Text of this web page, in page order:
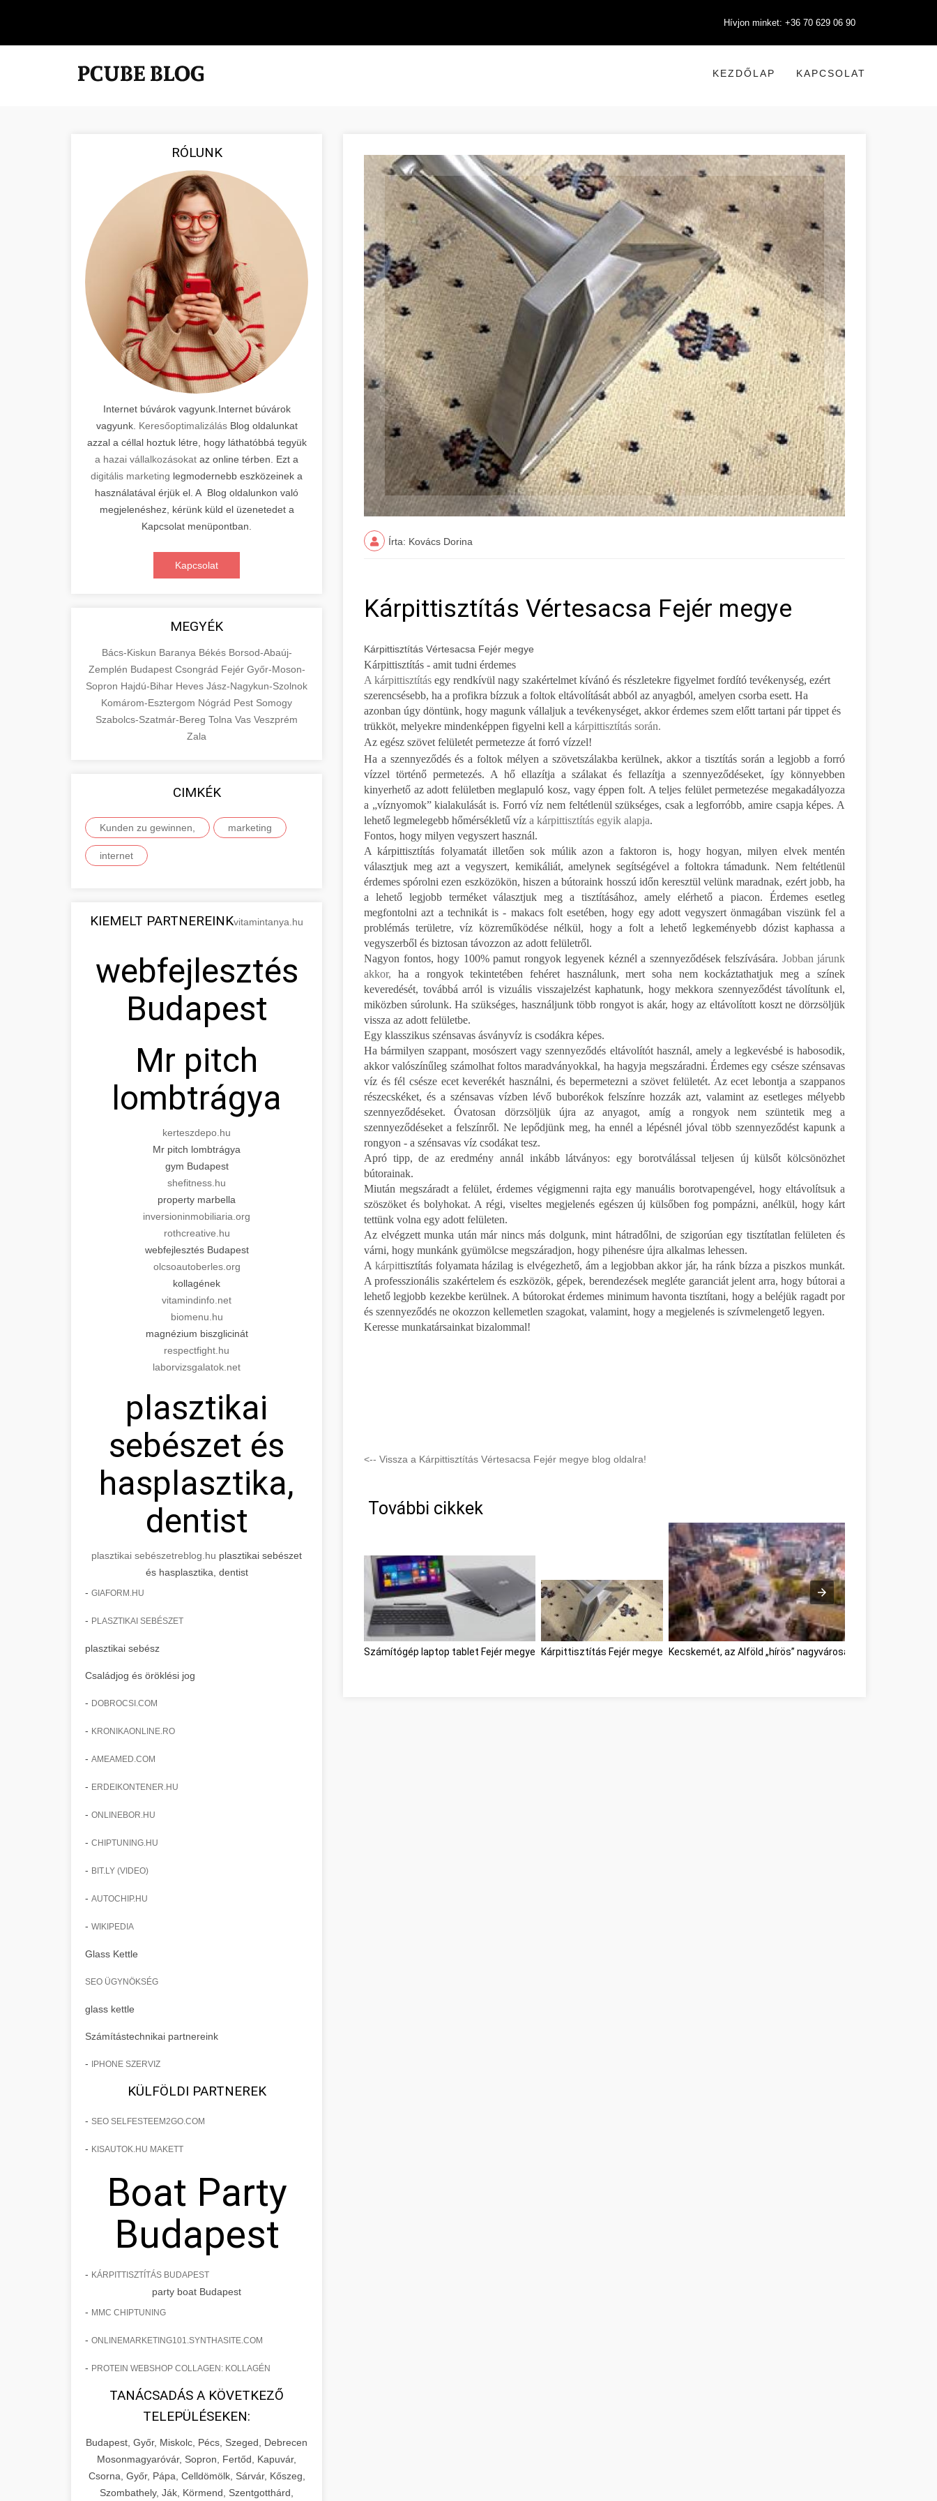
Hívjon minket: +36 70 629 06 90
KEZDŐLAP KAPCSOLAT
RÓLUNK
Internet búvárok vagyunk.Internet búvárok
vagyunk. KeresőoptimalizálásBlog oldalunkat
azzal a céllal hoztuk létre, hogy láthatóbbá tegyük
a hazai vállalkozásokat az online térben. Ezt a
digitális marketing legmodernebb eszközeinek a
használatával érjük el. A Blog oldalunkon való
megjelenéshez, kérünk küld el üzenetedet a
Kapcsolat menüpontban.
Kapcsolat
MEGYÉK
Bács-Kiskun Baranya Békés Borsod-Abaúj-
Zemplén Budapest Csongrád Fejér Győr-Moson-
Sopron Hajdú-Bihar Heves Jász-Nagykun-Szolnok
Komárom-Esztergom Nógrád Pest Somogy
Szabolcs-Szatmár-Bereg Tolna Vas Veszprém
Zala
CIMKÉK
Kunden zu gewinnen, marketing
internet
KIEMELT PARTNEREINKvitamintanya.hu
webfejlesztés
Budapest
Mr pitch
lombtrágya
kerteszdepo.hu
Mr pitch lombtrágya
gym Budapest
shefitness.hu
property marbella
inversioninmobiliaria.org
rothcreative.hu
webfejlesztés Budapest
olcsoautoberles.org
kollagének
vitamindinfo.net
biomenu.hu
magnézium biszglicinát
respectfight.hu
laborvizsgalatok.net
plasztikai
sebészet és
hasplasztika,
dentist
plasztikai sebészetreblog.hu plasztikai sebészet
és hasplasztika, dentist
- GIAFORM.HU
- PLASZTIKAI SEBÉSZET
plasztikai sebész
Családjog és öröklési jog
- DOBROCSI.COM
- KRONIKAONLINE.RO
- AMEAMED.COM
- ERDEIKONTENER.HU
- ONLINEBOR.HU
- CHIPTUNING.HU
- BIT.LY (VIDEO)
- AUTOCHIP.HU
- WIKIPEDIA
Glass Kettle
SEO ÜGYNÖKSÉG
glass kettle
Számítástechnikai partnereink
- IPHONE SZERVIZ
KÜLFÖLDI PARTNEREK
- SEO SELFESTEEM2GO.COM
- KISAUTOK.HU MAKETT
Boat Party
Budapest
- KÁRPITTISZTÍTÁS BUDAPEST
party boat Budapest
- MMC CHIPTUNING
- ONLINEMARKETING101.SYNTHASITE.COM
- PROTEIN WEBSHOP COLLAGEN: KOLLAGÉN
TANÁCSADÁS A KÖVETKEZŐ
TELEPÜLÉSEKEN:
Budapest, Győr, Miskolc, Pécs, Szeged, Debrecen
Mosonmagyaróvár, Sopron, Fertőd, Kapuvár,
Csorna, Győr, Pápa, Celldömölk, Sárvár, Kőszeg,
Szombathely, Ják, Körmend, Szentgotthárd,
Írta: Kovács Dorina
Kárpittisztítás Vértesacsa Fejér megye
Kárpittisztítás Vértesacsa Fejér megye
Kárpittisztítás - amit tudni érdemes
A kárpittisztítás egy rendkívül nagy szakértelmet kívánó és részletekre figyelmet fordító tevékenység, ezért
szerencsésebb, ha a profikra bízzuk a foltok eltávolítását abból az anyagból, amelyen csorba esett. Ha
azonban úgy döntünk, hogy magunk vállaljuk a tevékenységet, akkor érdemes szem előtt tartani pár tippet és
trükköt, melyekre mindenképpen figyelni kell a kárpittisztítás során.
Az egész szövet felületét permetezze át forró vízzel!
Ha a szennyeződés és a foltok mélyen a szövetszálakba kerülnek, akkor a tisztítás során a legjobb a forró
vízzel történő permetezés. A hő ellazítja a szálakat és fellazítja a szennyeződéseket, így könnyebben
kinyerhető az adott felületben meglapuló kosz, vagy éppen folt. A teljes felület permetezése megakadályozza
a „víznyomok” kialakulását is. Forró víz nem feltétlenül szükséges, csak a legforróbb, amire csapja képes. A
lehető legmelegebb hőmérsékletű víz a kárpittisztítás egyik alapja.
Fontos, hogy milyen vegyszert használ.
A kárpittisztítás folyamatát illetően sok múlik azon a faktoron is, hogy hogyan, milyen elvek mentén
választjuk meg azt a vegyszert, kemikáliát, amelynek segítségével a foltokra támadunk. Nem feltétlenül
érdemes spórolni ezen eszközökön, hiszen a bútoraink hosszú időn keresztül velünk maradnak, ezért jobb, ha
a lehető legjobb terméket választjuk meg a tisztításához, amely elérhető a piacon. Érdemes esetleg
megfontolni azt a technikát is - makacs folt esetében, hogy egy adott vegyszert önmagában viszünk fel a
problémás területre, víz közreműködése nélkül, hogy a folt a lehető legkeményebb dózist kaphassa a
vegyszerből és biztosan távozzon az adott felületről.
Nagyon fontos, hogy 100% pamut rongyok legyenek kéznél a szennyeződések felszívására. Jobban járunk
akkor, ha a rongyok tekintetében fehéret használunk, mert soha nem kockáztathatjuk meg a színek
keveredését, továbbá arról is vizuális visszajelzést kaphatunk, hogy mekkora szennyeződést távolítunk el,
miközben súrolunk. Ha szükséges, használjunk több rongyot is akár, hogy az eltávolított koszt ne dörzsöljük
vissza az adott felületbe.
Egy klasszikus szénsavas ásványvíz is csodákra képes.
Ha bármilyen szappant, mosószert vagy szennyeződés eltávolítót használ, amely a legkevésbé is habosodik,
akkor valószínűleg számolhat foltos maradványokkal, ha hagyja megszáradni. Érdemes egy csésze szénsavas
víz és fél csésze ecet keverékét használni, és bepermetezni a szövet felületét. Az ecet lebontja a szappanos
részecskéket, és a szénsavas vízben lévő buborékok felszínre hozzák azt, valamint az esetleges mélyebb
szennyeződéseket. Óvatosan dörzsöljük újra az anyagot, amíg a rongyok nem szüntetik meg a
szennyeződéseket a felszínről. Ne lepődjünk meg, ha ennél a lépésnél jóval több szennyeződést kapunk a
rongyon - a szénsavas víz csodákat tesz.
Apró tipp, de az eredmény annál inkább látványos: egy borotválással teljesen új külsőt kölcsönözhet
bútorainak.
Miután megszáradt a felület, érdemes végigmenni rajta egy manuális borotvapengével, hogy eltávolítsuk a
szöszöket és bolyhokat. A régi, viseltes megjelenés egészen új külsőben fog pompázni, anélkül, hogy kárt
tettünk volna egy adott felületen.
Az elvégzett munka után már nincs más dolgunk, mint hátradőlni, de szigorúan egy tisztítatlan felületen és
várni, hogy munkánk gyümölcse megszáradjon, hogy pihenésre újra alkalmas lehessen.
A kárpittisztítás folyamata házilag is elvégezhető, ám a legjobban akkor jár, ha ránk bízza a piszkos munkát.
A professzionális szakértelem és eszközök, gépek, berendezések megléte garanciát jelent arra, hogy bútorai a
lehető legjobb kezekbe kerülnek. A bútorokat érdemes minimum havonta tisztítani, hogy a beléjük ragadt por
és szennyeződés ne okozzon kellemetlen szagokat, valamint, hogy a megjelenés is szívmelengető legyen.
Keresse munkatársainkat bizalommal!
<-- Vissza a Kárpittisztítás Vértesacsa Fejér megye blog oldalra!
További cikkek
Számítógép laptop tablet Fejér megye Kárpittisztítás Fejér megye Kecskemét, az Alföld „hírös” nagyvárosa Fejér megye